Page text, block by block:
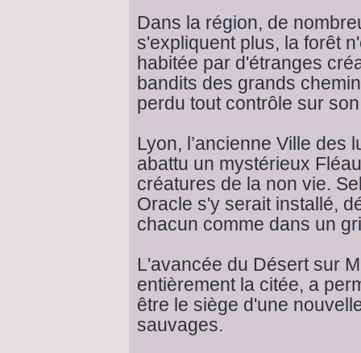
Dans la région, de
s'expliquent plus, la forêt
habitée par d'étranges
bandits des grands
perdu tout contrôle sur
Lyon, l’ancienne Ville des
abattu un mystérieux
créatures de la non vie.
Oracle s'y serait installé,
chacun comme dans un
L'avancée du Désert sur
entièrement la citée, a
être le siège d'une
sauvages.